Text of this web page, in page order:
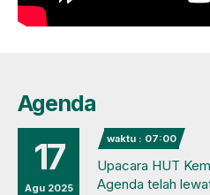
Agenda
17
Agu 2025
waktu : 07:00
Upacara HUT
Agenda telah